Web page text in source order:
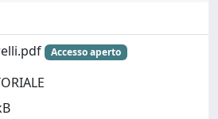
Accesso aperto